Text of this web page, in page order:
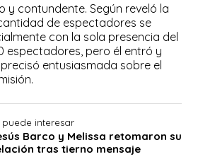
y contundente. Según reveló la
de espectadores se
con la sola presencia del
espectadores, pero él entró y
precisó entusiasmada sobre el
puede interesar
Barco y Melissa retomaron su
tras tierno mensaje